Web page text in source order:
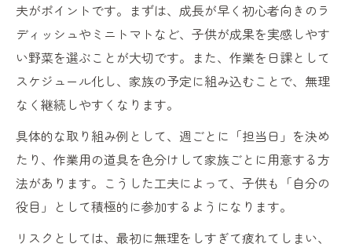
夫がポイントです。まずは、成長が早く初心者向きのラ
ディッシュやミニトマトなど、子供が成果を実感しやす
い野菜を選ぶことが大切です。また、作業を日課として
スケジュール化し、家族の予定に組み込むことで、無理
なく継続しやすくなります。
具体的な取り組み例として、週ごとに「担当日」を決め
たり、作業用の道具を色分けして家族ごとに用意する方
法があります。こうした工夫によって、子供も「自分の
役目」として積極的に参加するようになります。
リスクとしては、最初に無理をしすぎて疲れてしまい、